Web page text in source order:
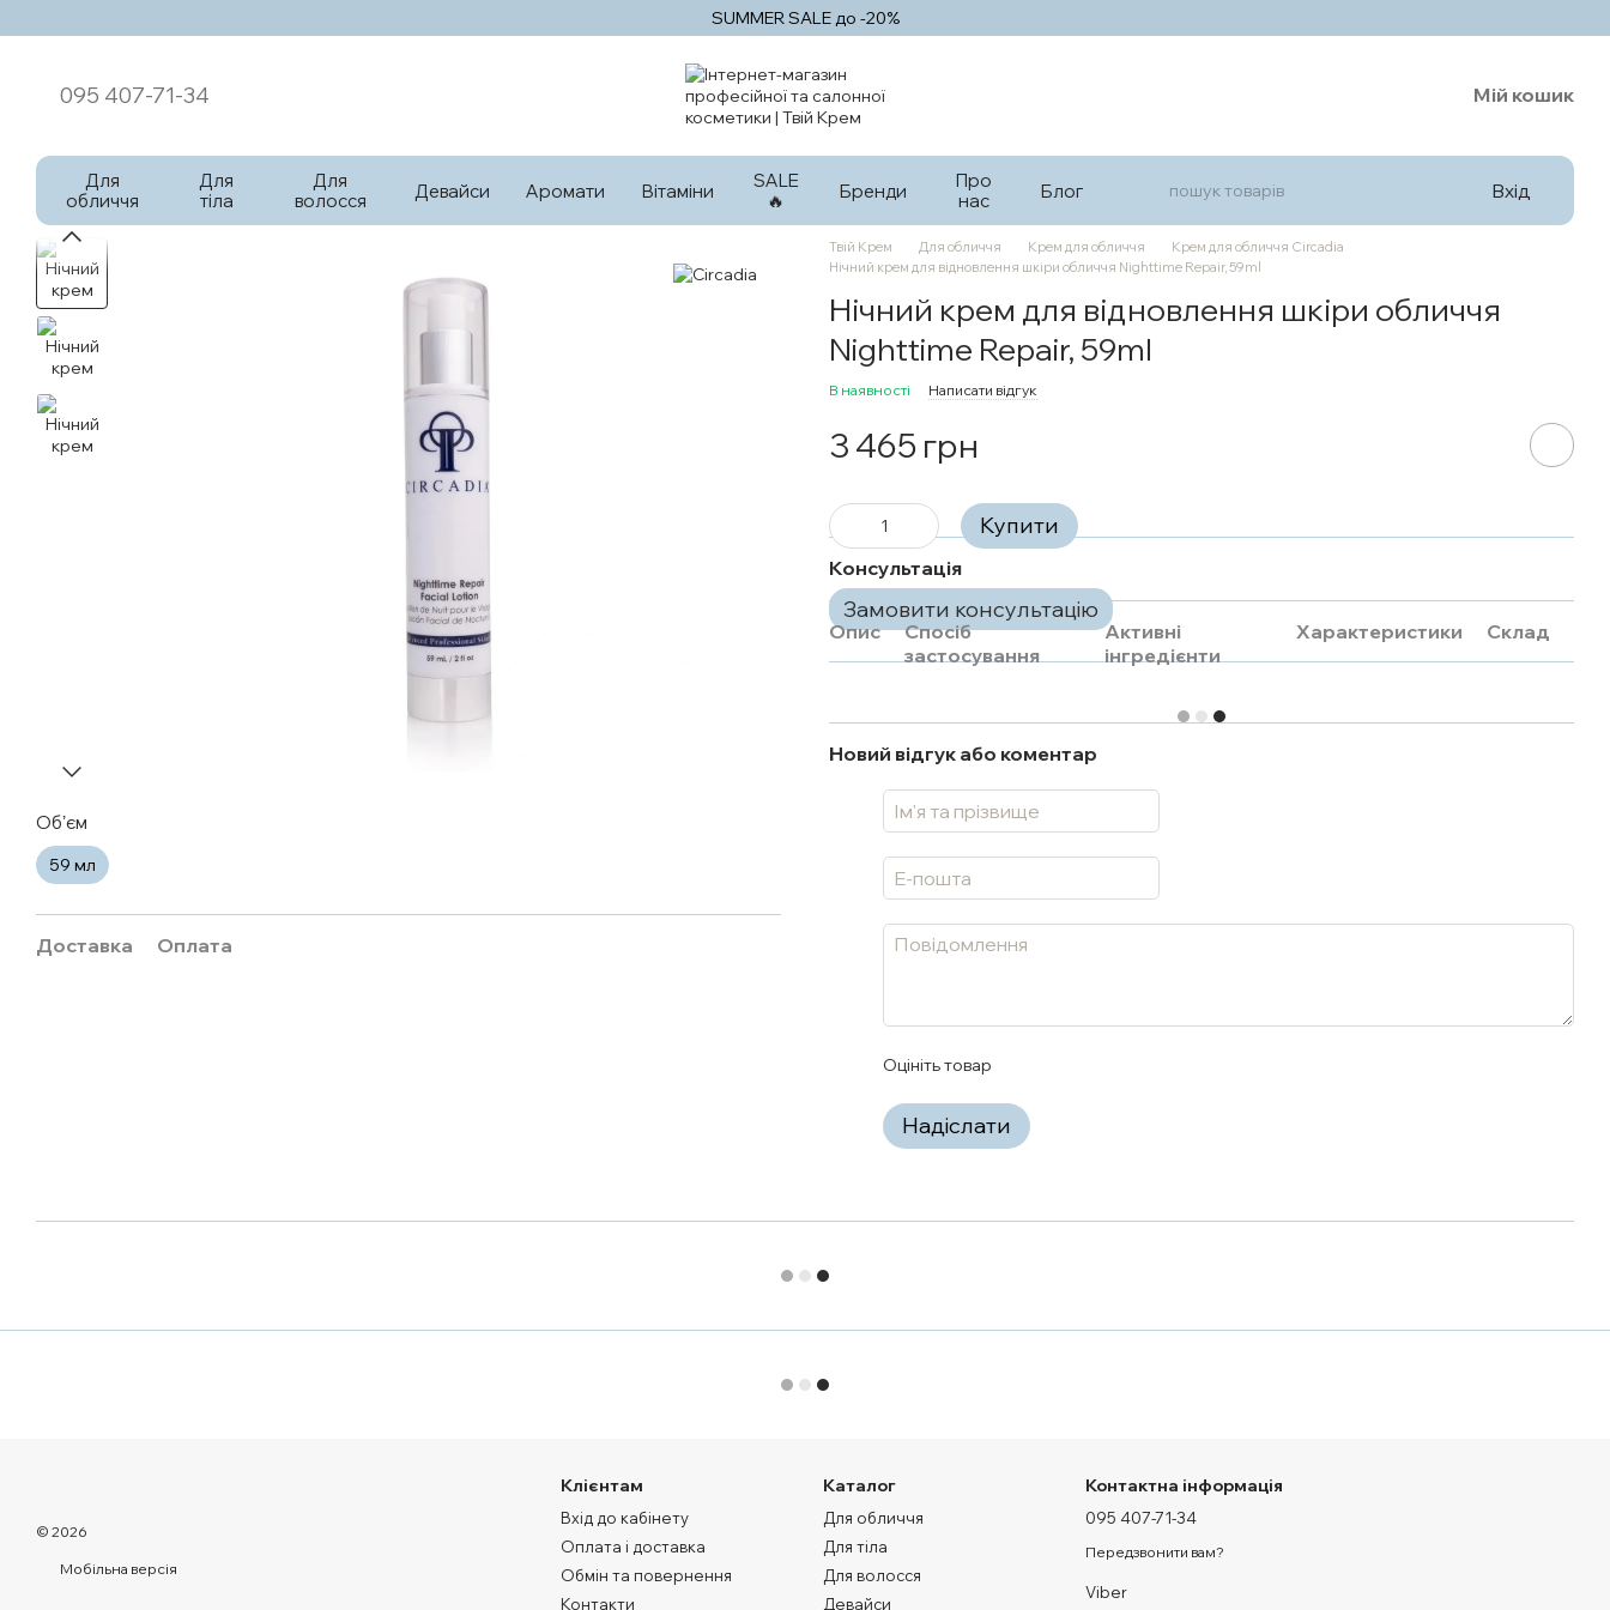
SUMMER SALE до -20%
095 407-71-34 Мій кошик
Для
обличчя
Для
тіла
Для
волосся
Девайси Аромати Вітаміни
SALE
🔥
Бренди
Про
нас
Блог Вхід
Обʼєм
59 мл
Доставка Оплата
Твій Крем Для обличчя Крем для обличчя
Крем для обличчя Circadia
Нічний крем для відновлення шкіри обличчя Nighttime Repair, 59ml
Нічний крем для відновлення шкіри обличчя
Nighttime Repair, 59ml
В наявності Написати відгук
3 465 грн
Купити
Консультація
Замовити консультацію
Опис
Спосіб
застосування
Активні
інгредієнти
Характеристики Склад
Новий відгук або коментар
Оцініть товар
Надіслати
© 2026
Мобільна версія
Клієнтам
Вхід до кабінету
Оплата і доставка
Обмін та повернення
Контакти
Каталог
Для обличчя
Для тіла
Для волосся
Девайси
Контактна інформація
095 407-71-34
Передзвонити вам?
Viber